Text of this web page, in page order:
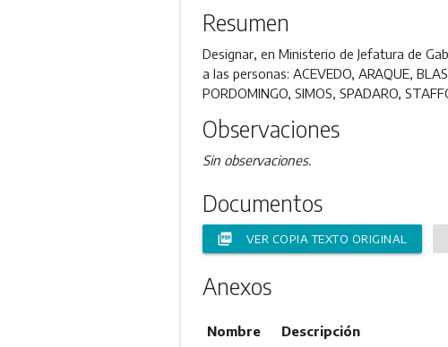
Resumen
Designar, en Ministerio de Jefatura de
a las personas: ACEVEDO, ARAQUE,
PORDOMINGO, SIMOS, SPADARO,
Observaciones
Sin observaciones.
Documentos
picture_as_pdf VER COPIA TEXTO ORIGINAL
Anexos
Nombre Descripción